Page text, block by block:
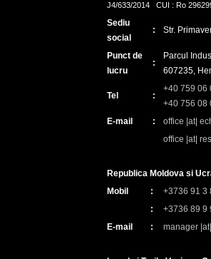
J4/633/2014 CUI : Ro
Sediu
social
: Str.
Punct de
lucru
:
Parcul
607235,
Tel :
+40 759 06
+40 756 08
E-mail
:
office |at|
office |at|
Republica Moldova si
Mobil
:
+3736 91 3
:
+3736 89 9
E-mail
: manager